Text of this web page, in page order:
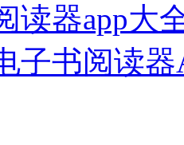
读器app大
子书阅读器